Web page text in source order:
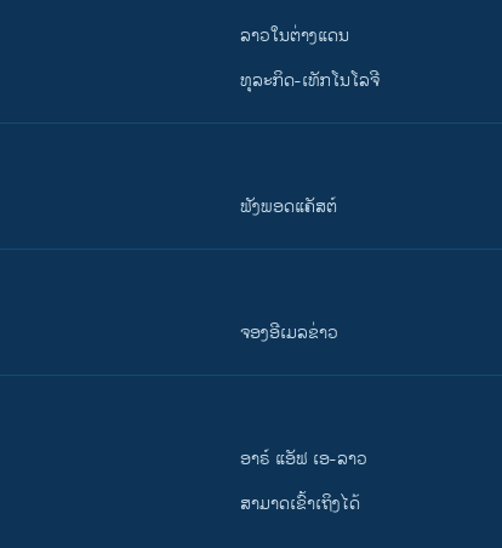
ລາວໃນຕ່າງແດນ
ທຸລະກິດ-ເທັກໂນໂລຈີ
ຟັງພອດແຄັສຕ໌
ຈອງອີເມລຂ່າວ
ອາຣ໌ ແອັຟ ເອ-ລາວ
ສາມາດເຂົ້າເຖິງໄດ້